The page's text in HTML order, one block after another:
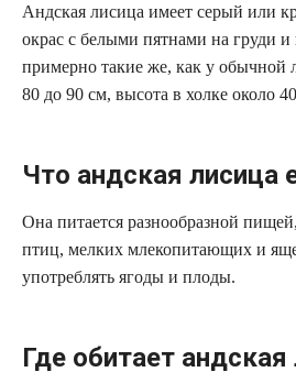
Андская лисица имеет серый или
окрас с белыми пятнами на груди
примерно такие же, как у обычной
80 до 90 см, высота в холке около
Что андская лисица
Она питается разнообразной
птиц, мелких млекопитающих и
употреблять ягоды и плоды.
Где обитает андская